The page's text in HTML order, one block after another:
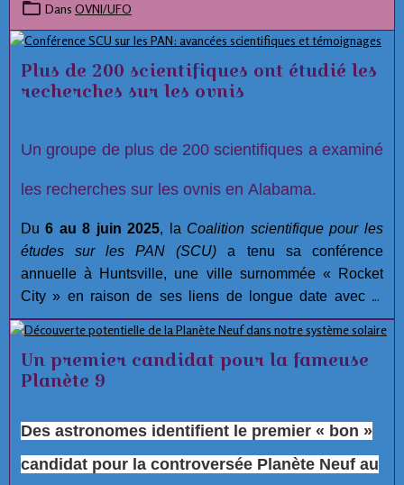
compétence des membres de l'équipe archéologiques à
Hueyatlaco,Jose L. Lorenzo, Directeur de la
Historia, a lancé plusieurs allégations concernant
l'intégrité du projet à Hueyatlaco, El Horno, et
Dans OVNI/UFO
Plus de 200 scientifiques ont étudié les
recherches sur les ovnis
Un groupe de plus de 200 scientifiques a examiné
les recherches sur les ovnis en Alabama.
Du 6 au 8 juin 2025, la Coalition scientifique pour les
études sur les PAN (SCU) a tenu sa conférence
annuelle à Huntsville, une ville surnommée « Rocket
City » en raison de ses liens de longue date avec la
recherche aérospatiale.
Un premier candidat pour la fameuse
Planète 9
Des astronomes identifient le premier « bon »
candidat pour la controversée Planète Neuf au